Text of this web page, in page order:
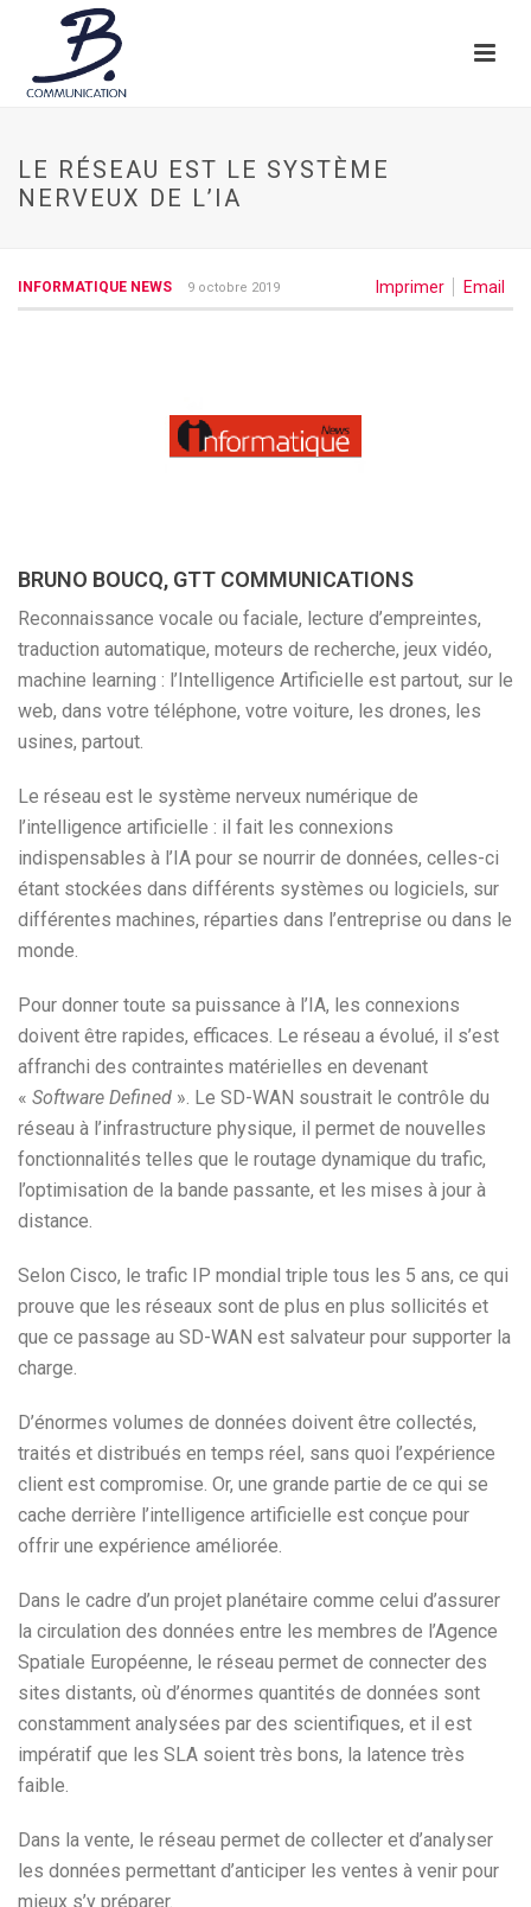
LE RÉSEAU EST LE SYSTÈME
NERVEUX DE L’IA
Imprimer Email
INFORMATIQUE NEWS 9 octobre 2019
BRUNO BOUCQ, GTT COMMUNICATIONS
Reconnaissance vocale ou faciale, lecture d’empreintes,
traduction automatique, moteurs de recherche, jeux vidéo,
machine learning : l’Intelligence Artificielle est partout, sur le
web, dans votre téléphone, votre voiture, les drones, les
usines, partout.
Le réseau est le système nerveux numérique de
l’intelligence artificielle : il fait les connexions
indispensables à l’IA pour se nourrir de données, celles-ci
étant stockées dans différents systèmes ou logiciels, sur
différentes machines, réparties dans l’entreprise ou dans le
monde.
Pour donner toute sa puissance à l’IA, les connexions
doivent être rapides, efficaces. Le réseau a évolué, il s’est
affranchi des contraintes matérielles en devenant
« Software Defined ». Le SD-WAN soustrait le contrôle du
réseau à l’infrastructure physique, il permet de nouvelles
fonctionnalités telles que le routage dynamique du trafic,
l’optimisation de la bande passante, et les mises à jour à
distance.
Selon Cisco, le trafic IP mondial triple tous les 5 ans, ce qui
prouve que les réseaux sont de plus en plus sollicités et
que ce passage au SD-WAN est salvateur pour supporter la
charge.
D’énormes volumes de données doivent être collectés,
traités et distribués en temps réel, sans quoi l’expérience
client est compromise. Or, une grande partie de ce qui se
cache derrière l’intelligence artificielle est conçue pour
offrir une expérience améliorée.
Dans le cadre d’un projet planétaire comme celui d’assurer
la circulation des données entre les membres de l’Agence
Spatiale Européenne, le réseau permet de connecter des
sites distants, où d’énormes quantités de données sont
constamment analysées par des scientifiques, et il est
impératif que les SLA soient très bons, la latence très
faible.
Dans la vente, le réseau permet de collecter et d’analyser
les données permettant d’anticiper les ventes à venir pour
mieux s’y préparer.